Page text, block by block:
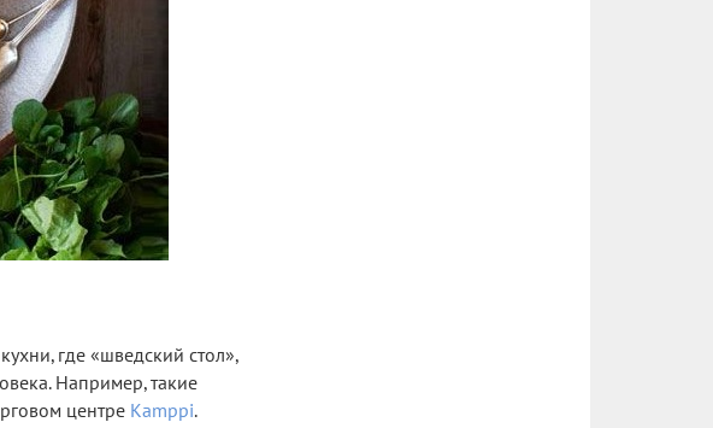
где «шведский стол»,
Например, такие
центре Kamppi.